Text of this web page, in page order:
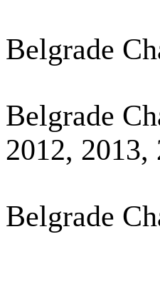
Belgrade
Belgrade
2012, 2013,
Belgrade